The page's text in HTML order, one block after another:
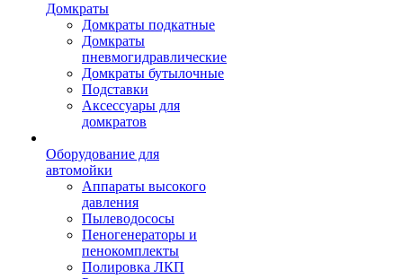
Домкраты
Домкраты подкатные
Домкраты
пневмогидравлические
Домкраты бутылочные
Подставки
Аксессуары для
домкратов
Оборудование для
автомойки
Аппараты высокого
давления
Пылеводососы
Пеногенераторы и
пенокомплекты
Полировка ЛКП